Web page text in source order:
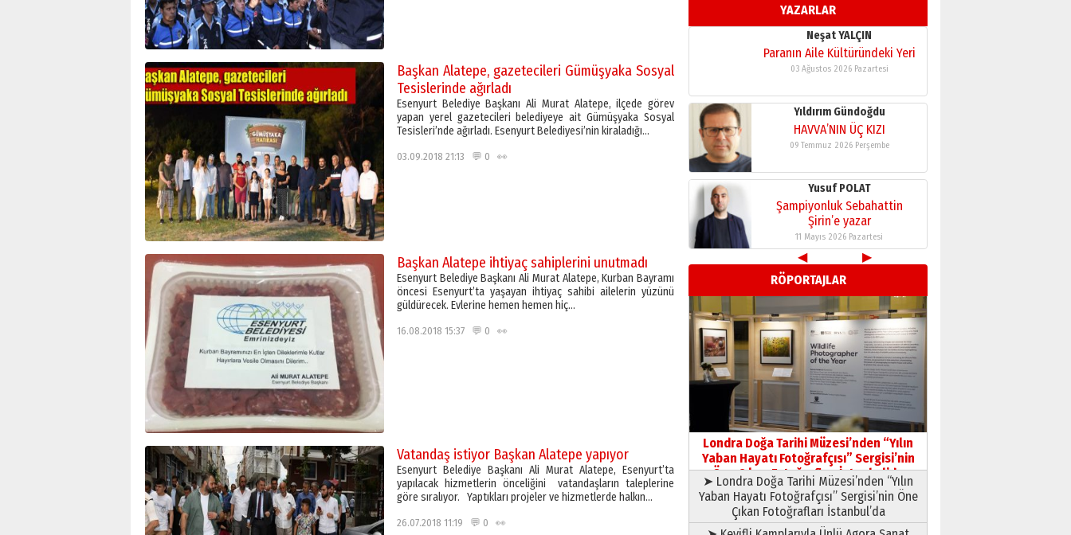
Başkan Alatepe, gazetecileri Gümüşyaka Sosyal
Tesislerinde ağırladı
Esenyurt Belediye Başkanı Ali Murat Alatepe, ilçede görev
yapan yerel gazetecileri belediyeye ait Gümüşyaka Sosyal
Tesisleri’nde ağırladı. Esenyurt Belediyesi’nin kiraladığı…
03.09.2018 21:13 💬 0 👀
Başkan Alatepe ihtiyaç sahiplerini unutmadı
Esenyurt Belediye Başkanı Ali Murat Alatepe, Kurban Bayramı
öncesi Esenyurt’ta yaşayan ihtiyaç sahibi ailelerin yüzünü
güldürecek. Evlerine hemen hemen hiç…
16.08.2018 15:37 💬 0 👀
Vatandaş istiyor Başkan Alatepe yapıyor
Esenyurt Belediye Başkanı Ali Murat Alatepe, Esenyurt’ta
yapılacak hizmetlerin önceliğini vatandaşların taleplerine
göre sıralıyor. Yaptıkları projeler ve hizmetlerde halkın…
26.07.2018 11:19 💬 0 👀
YAZARLAR
11 Mayıs 2026 Pazartesi
Neşat YALÇIN
Paranın Aile Kültüründeki Yeri
03 Ağustos 2026 Pazartesi
Yıldırım Gündoğdu
HAVVA’NIN ÜÇ KIZI
09 Temmuz 2026 Perşembe
Yusuf POLAT
Şampiyonluk Sebahattin
Şirin’e yazar
11 Mayıs 2026 Pazartesi
Neşat YALÇIN
Paranın Aile Kültüründeki Yeri
03 Ağustos 2026 Pazartesi
Yıldırım Gündoğdu
HAVVA’NIN ÜÇ KIZI
09 Temmuz 2026 Perşembe
Yusuf POLAT
Şampiyonluk Sebahattin
Şirin’e yazar
11 Mayıs 2026 Pazartesi
◀
▶
RÖPORTAJLAR
Londra Doğa Tarihi Müzesi’nden “Yılın
Yaban Hayatı Fotoğrafçısı” Sergisi’nin
Öne Çıkan Fotoğrafları İstanbul’da
➤ Londra Doğa Tarihi Müzesi’nden “Yılın
Yaban Hayatı Fotoğrafçısı” Sergisi’nin Öne
Çıkan Fotoğrafları İstanbul’da